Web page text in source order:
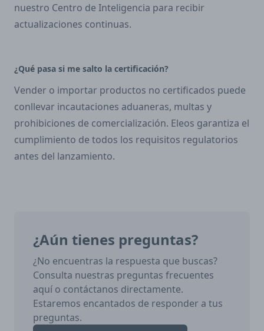
nuestro Centro de Inteligencia para recibir
actualizaciones continuas.
¿Qué pasa si me salto la certificación?
Vender o importar productos no certificados puede
conllevar incautaciones aduaneras, multas y
prohibiciones de comercialización. Eleos garantiza el
cumplimiento de todos los requisitos regulatorios
antes del lanzamiento.
¿Aún tienes preguntas?
¿No encuentras la respuesta que buscas?
Consulta nuestras preguntas frecuentes
aquí o contáctanos directamente.
Estaremos encantados de responder a tus
preguntas.